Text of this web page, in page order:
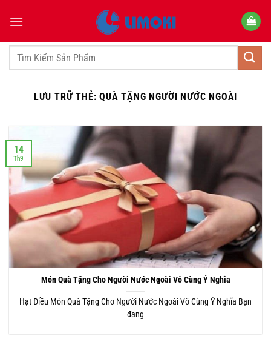
qua
dungTìm
LƯU TRỮ THẺ:QUÀ TẶNG NGƯỜI NƯỚC NGOÀI
Món Quà Tặng Cho Người Nước Ngoài Vô Cùng Ý Nghĩa
Hạt Điều Món Quà Tặng Cho Người Nước Ngoài Vô Cùng Ý Nghĩa Bạn
đang
14
Th9